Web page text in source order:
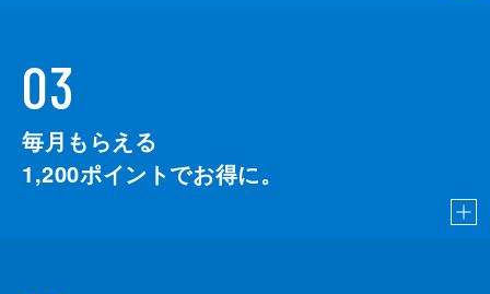
03
毎月もらえる
1,200ポイントでお得に。